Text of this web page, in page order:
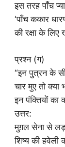
इस तरह पाँच
‘पाँच ककार
की रक्षा के
प्रश्न (ग)
“इन पुत्रन के
चार मुए तो क्या
इन पंक्तियों का
उत्तर:
मुग़ल सेना से
शिष्य की हवेली